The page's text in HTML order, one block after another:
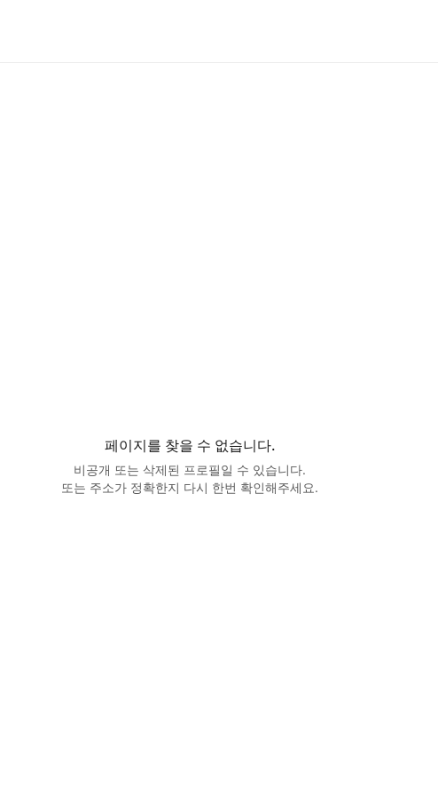
페이지를 찾을 수 없습니다.
비공개 또는 삭제된 프로필일 수 있습니다.
또는 주소가 정확한지 다시 한번 확인해주세요.